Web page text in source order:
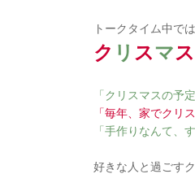
トークタイム中では
ク リ スマス
「クリスマスの予
「毎年、家でクリ
「手作りなんて、
好きな人と過ごす